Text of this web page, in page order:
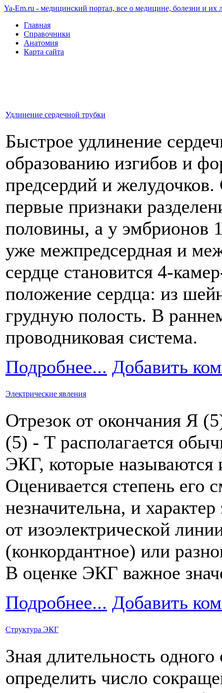
Ya-Em.ru - медицинский портал, все о медицине, болезни и их
Главная
Справочники
Анатомия
Карта сайта
Удлинение сердечной трубки
Быстрое удлинение
образованию изгибов и
предсердий и
первые признаки
половины, а у эмбрионов
уже межпредсердная и
сердце становится 4-
положение сердца: из
грудную полость. В
проводниковая система.
Подробнее... Добавить
Электрические явления
Отрезок от окончания Я
(5) - Т располагается
ЭКГ, которые называются
Оценивается степень его
незначительна, и
от изоэлектрической
(конкордантное) или
В оценке ЭКГ важное
Подробнее... Добавить
Структура ЭКГ
Зная длительность
определить число